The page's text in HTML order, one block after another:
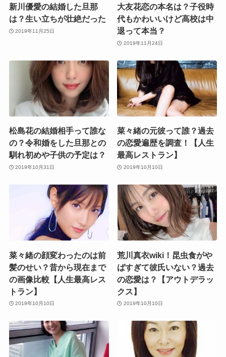
新川優愛の結婚した旦那
は？生い立ちが壮絶だった
2019年11月25日
大友花恋の本名は？子役時
代もかわいいけど高校は中
退って本当？
2019年11月24日
松島花の結婚相手って誰な
の？令和婚をした旦那との
馴れ初めや子供の予定は？
2019年10月31日
菜々緒の元彼って誰？過去
の恋愛遍歴を調査！【人生
最高レストラン】
2019年10月10日
菜々緒の顔変わったのは前
髪のせい？昔から現在まで
の画像比較【人生最高レス
トラン】
2019年10月10日
荒川真衣wiki！昆虫食がや
ばすぎて彼氏いない？過去
の恋愛は？【アウトデラッ
クス】
2019年10月10日